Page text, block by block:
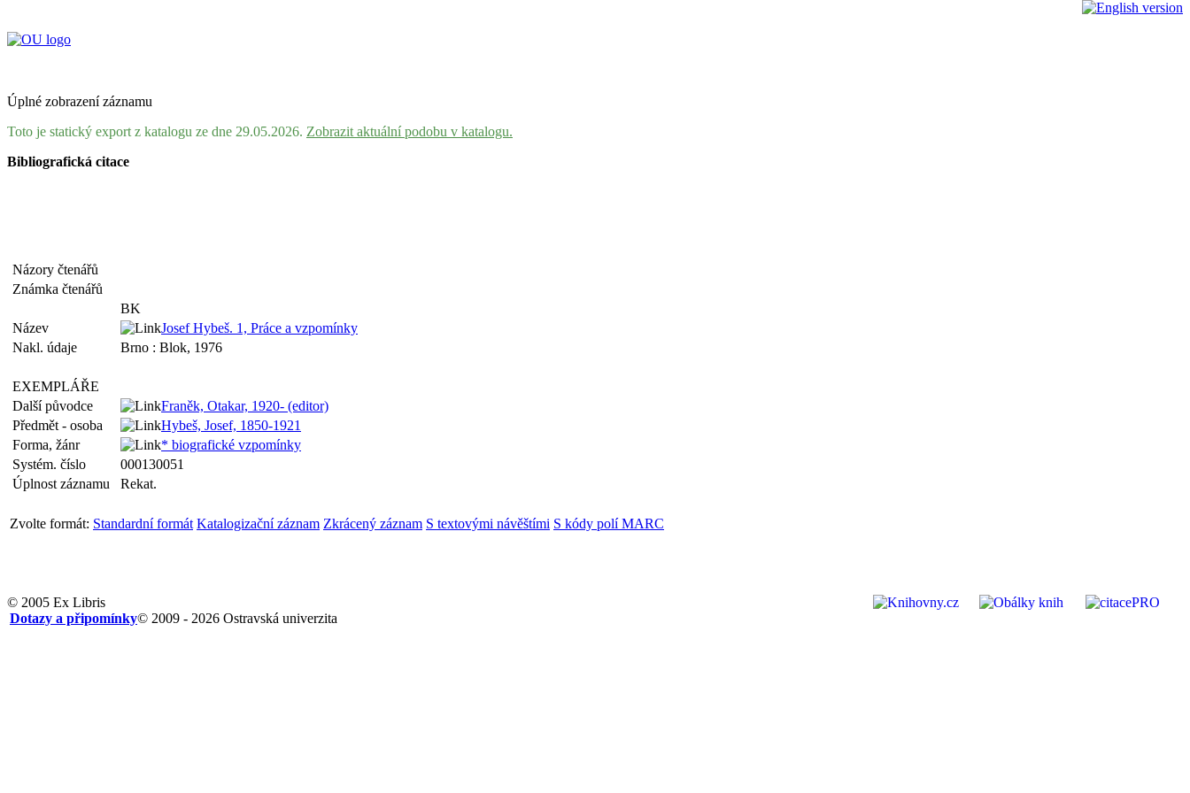
Úplné zobrazení záznamu
Toto je statický export z katalogu ze dne 29.05.2026. Zobrazit aktuální podobu v katalogu.
Bibliografická citace
Názory čtenářů
Známka čtenářů
BK
Název
Josef Hybeš. 1, Práce a vzpomínky
Nakl. údaje
Brno : Blok, 1976
EXEMPLÁŘE
Další původce
Franěk, Otakar, 1920- (editor)
Předmět - osoba
Hybeš, Josef, 1850-1921
Forma, žánr
* biografické vzpomínky
Systém. číslo
000130051
Úplnost záznamu
Rekat.
Zvolte formát: Standardní formát Katalogizační záznam Zkrácený záznam S textovými návěštími S kódy polí MARC
© 2005 Ex Libris
© 2009 - 2026 Ostravská univerzita
Dotazy a připomínky